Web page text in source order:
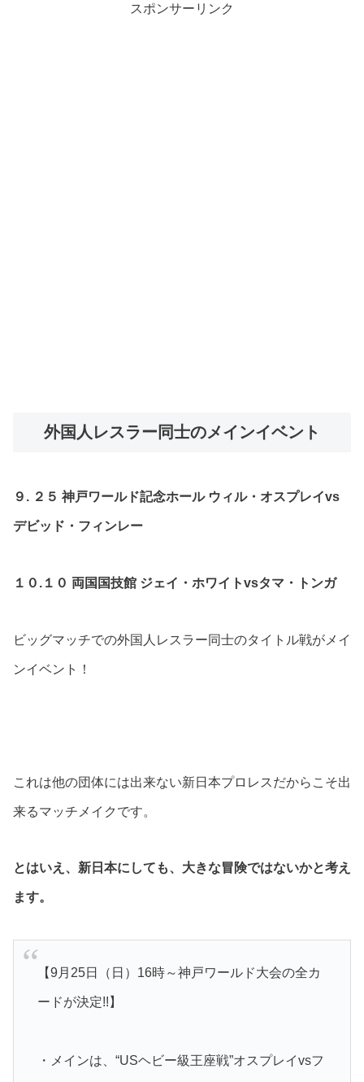
スポンサーリンク
外国人レスラー同士のメインイベント
９. ２５ 神戸ワールド記念ホール ウィル・オスプレイvs
デビッド・フィンレー
１０.１０ 両国国技館 ジェイ・ホワイトvsタマ・トンガ
ビッグマッチでの外国人レスラー同士のタイトル戦がメイ
ンイベント！
これは他の団体には出来ない新日本プロレスだからこそ出
来るマッチメイクです。
とはいえ、新日本にしても、大きな冒険ではないかと考え
ます。
【9月25日（日）16時～神戸ワールド大会の全カ
ードが決定!!】
・メインは、“USヘビー級王座戦”オスプレイvsフ